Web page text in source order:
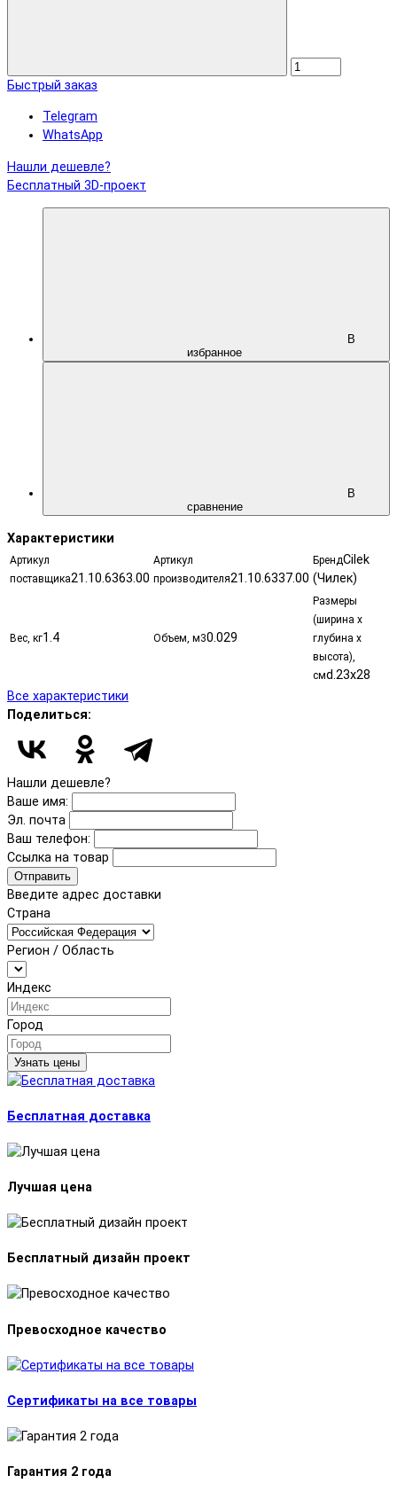
Быстрый заказ
Telegram
WhatsApp
Нашли дешевле?
Бесплатный 3D-проект
В
избранное
В
сравнение
Характеристики
Артикул
поставщика21.10.6363.00
Артикул
производителя21.10.6337.00
БрендCilek
(Чилек)
Вес, кг1.4 Объем, м30.029
Размеры
(ширина х
глубина х
высота),
смd.23x28
Все характеристики
Поделиться:
Нашли дешевле?
Ваше имя:
Эл. почта
Ваш телефон:
Ссылка на товар
Отправить
Введите адрес доставки
Страна
Регион / Область
Индекс
Город
Узнать цены
Бесплатная доставка
Лучшая цена
Бесплатный дизайн проект
Превосходное качество
Сертификаты на все товары
Гарантия 2 года